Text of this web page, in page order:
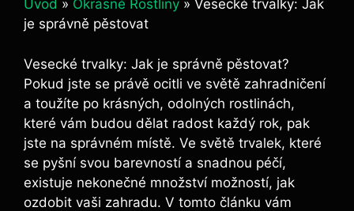
Úvod » Okrasné Rostliny » Vesecké trvalky: Jak
je správně pěstovat
Vesecké trvalky: Jak je správně pěstovat?
Pokud jste se právě ocitli ve světě zahradničení
a toužíte po krásných, odolných rostlinách,
které vám budou dělat radost každý rok, pak
jste na správném místě. Ve světě trvalek, které
se pyšní svou barevností a snadnou péčí,
existuje nekonečné množství možností, jak
ozdobit vaši zahradu. V tomto článku vám